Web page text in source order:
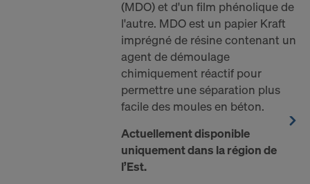
(MDO) et d'un film phénolique de
l'autre. MDO est un papier Kraft
imprégné de résine contenant un
agent de démoulage
chimiquement réactif pour
permettre une séparation plus
facile des moules en béton.
Actuellement disponible
uniquement dans la région de
l’Est.